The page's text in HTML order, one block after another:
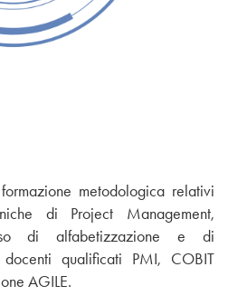
metodologica relativi
di Project Management,
di alfabetizzazione e di
docenti qualificati PMI, COBIT
AGILE.